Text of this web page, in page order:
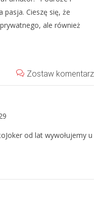
Cieszę się, że
ale również
Zostaw komentarz
od lat wywołujemy u